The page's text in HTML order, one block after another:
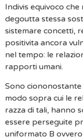
Indivis equivoco
degoutta stessa
sistemare concetti,
positivita ancora
nel tempo: le
rapporti umani.
Sono
modo sopra cui le
razza di tali, hanno
essere perseguite
uniformato B